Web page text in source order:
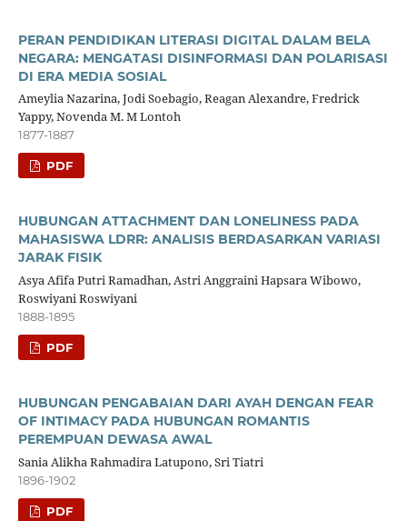
PERAN PENDIDIKAN LITERASI DIGITAL DALAM BELA
NEGARA: MENGATASI DISINFORMASI DAN POLARISASI
DI ERA MEDIA SOSIAL
Ameylia Nazarina, Jodi Soebagio, Reagan Alexandre, Fredrick
Yappy, Novenda M. M Lontoh
1877-1887
PDF
HUBUNGAN ATTACHMENT DAN LONELINESS PADA
MAHASISWA LDRR: ANALISIS BERDASARKAN VARIASI
JARAK FISIK
Asya Afifa Putri Ramadhan, Astri Anggraini Hapsara Wibowo,
Roswiyani Roswiyani
1888-1895
PDF
HUBUNGAN PENGABAIAN DARI AYAH DENGAN FEAR
OF INTIMACY PADA HUBUNGAN ROMANTIS
PEREMPUAN DEWASA AWAL
Sania Alikha Rahmadira Latupono, Sri Tiatri
1896-1902
PDF